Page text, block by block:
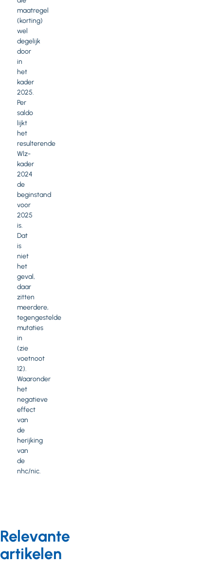
maatregel
(korting)
wel
degelijk
door
in
het
kader
2025.
Per
saldo
lijkt
het
resulterende
Wlz-
kader
2024
de
beginstand
voor
2025
is.
Dat
is
niet
het
geval,
daar
zitten
meerdere,
tegengestelde
mutaties
in
(zie
voetnoot
12).
Waaronder
het
negatieve
effect
van
de
herijking
van
de
nhc/nic.
Relevante
artikelen